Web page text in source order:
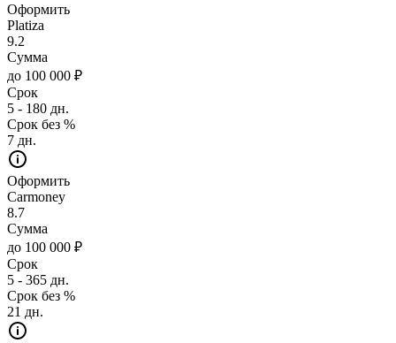
Оформить
Platiza
9.2
Сумма
до 100 000 ₽
Срок
5 - 180 дн.
Срок без %
7 дн.
Оформить
Carmoney
8.7
Сумма
до 100 000 ₽
Срок
5 - 365 дн.
Срок без %
21 дн.